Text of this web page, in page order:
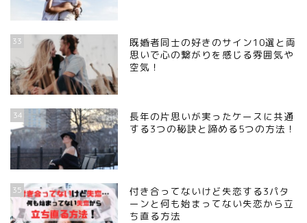
33
既婚者同士の好きのサイン10選と両
思いで心の繋がりを感じる雰囲気や
空気！
34
長年の片思いが実ったケースに共通
する3つの秘訣と諦める5つの方法！
35
付き合ってないけど失恋する3パタ
ーンと何も始まってない失恋から立
ち直る方法